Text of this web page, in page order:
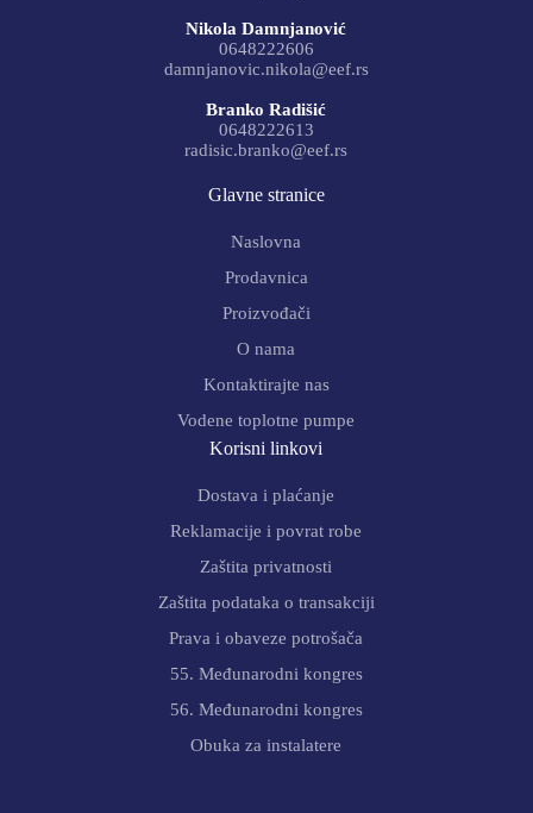
Nikola Damnjanović
0648222606
damnjanovic.nikola@eef.rs
Branko Radišić
0648222613
radisic.branko@eef.rs
Glavne stranice
Naslovna
Prodavnica
Proizvođači
O nama
Kontaktirajte nas
Vodene toplotne pumpe
Korisni linkovi
Dostava i plaćanje
Reklamacije i povrat robe
Zaštita privatnosti
Zaštita podataka o transakciji
Prava i obaveze potrošača
55. Međunarodni kongres
56. Međunarodni kongres
Obuka za instalatere